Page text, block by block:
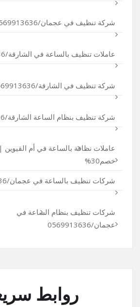
شركة تنظيف في عجمان/0569913636
عاملات تنظيف بالساعة في الشارقة/0569913636
شركة تنظيف في الشارقة/0569913636
شركة تنظيف بنظام الساعة الشارقة/0569913636
خصم30%
شركات تنظيف بالساعة في عجمان/0569913636
شركات تنظيف بنظام الساعة في
عجمان/0569913636
روابط